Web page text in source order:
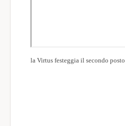
la Virtus festeggia il secondo posto